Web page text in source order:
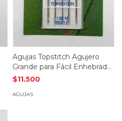
Agujas Topstitch Agujero
Grande para Fácil Enhebrado
- Schmetz
$11.500
AGUJAS